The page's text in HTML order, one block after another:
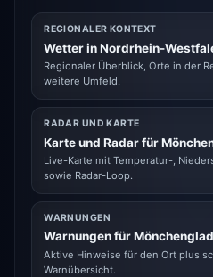
REGIONALER KONTEXT
Wetter in Nordrhein-
Regionaler Überblick, Orte in der
weitere Umfeld.
RADAR UND KARTE
Karte und Radar für
Live-Karte mit Temperatur-,
sowie Radar-Loop.
WARNUNGEN
Warnungen für
Aktive Hinweise für den Ort plus
Warnübersicht.